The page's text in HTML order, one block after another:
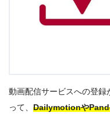
動画配信サービスへの登
って、 Dailymotionや